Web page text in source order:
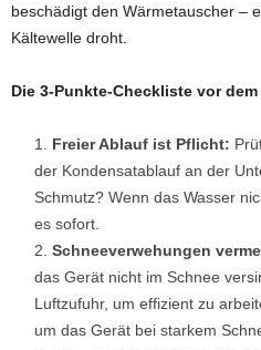
beschädigt den Wärmetauscher –
Kältewelle droht.
Die 3-Punkte-Checkliste vor
Freier Ablauf ist Pflicht:
der Kondensatablauf an der
Schmutz? Wenn das Wasser
es sofort.
Schneeverwehungen
das Gerät nicht im Schnee
Luftzufuhr, um effizient zu
um das Gerät bei starkem